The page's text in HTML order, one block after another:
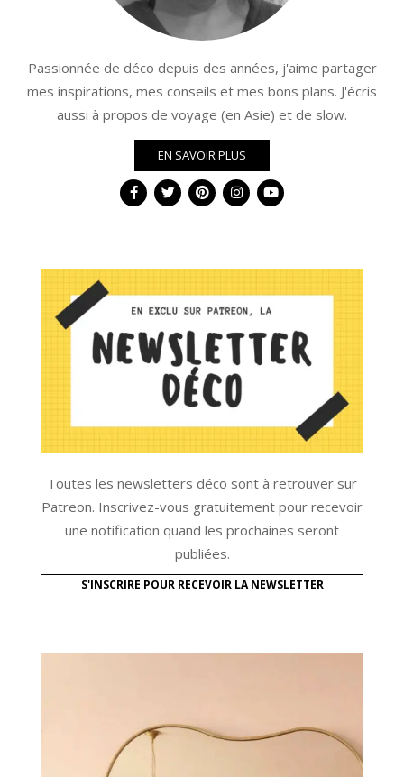
Passionnée de déco depuis des années, j'aime partager
mes inspirations, mes conseils et mes bons plans. J'écris
aussi à propos de voyage (en Asie) et de slow.
EN SAVOIR PLUS
Toutes les newsletters déco sont à retrouver sur
Patreon. Inscrivez-vous gratuitement pour recevoir
une notification quand les prochaines seront
publiées.
S'INSCRIRE POUR RECEVOIR LA NEWSLETTER